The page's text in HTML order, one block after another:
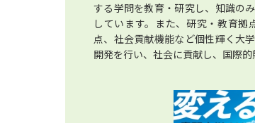
する学問を教育・研究し、知識の
しています。また、研究・教育
点、社会貢献機能など個性輝く大
開発を行い、社会に貢献し、国際